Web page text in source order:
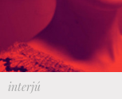
interjú